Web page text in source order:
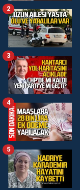
2
3
4
5